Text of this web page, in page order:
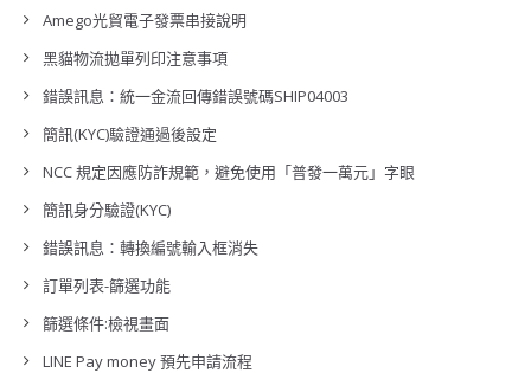
Amego光貿電子發票串接說明
黑貓物流拋單列印注意事項
錯誤訊息：統一金流回傳錯誤號碼SHIP04003
簡訊(KYC)驗證通過後設定
NCC 規定因應防詐規範，避免使用「普發一萬元」字眼
簡訊身分驗證(KYC)
錯誤訊息：轉換編號輸入框消失
訂單列表-篩選功能
篩選條件:檢視畫面
LINE Pay money 預先申請流程